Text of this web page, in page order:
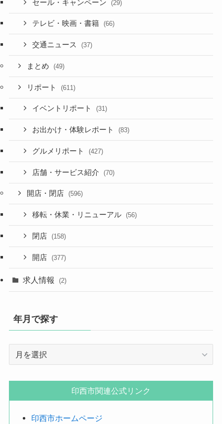
セール・キャンペーン (29)
テレビ・映画・書籍 (66)
交通ニュース (37)
まとめ (49)
リポート (611)
イベントリポート (31)
お出かけ・体験レポート (83)
グルメリポート (427)
店舗・サービス紹介 (70)
開店・閉店 (596)
移転・休業・リニューアル (56)
閉店 (158)
開店 (377)
求人情報 (2)
年月で探す
す
印西市関連公式リンク
印西市ホームページ